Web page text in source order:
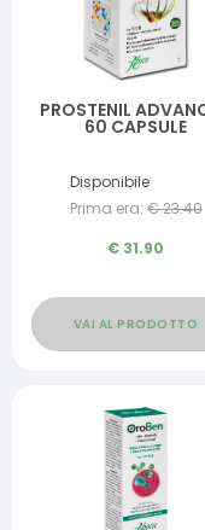
PROSTENIL
60 CAPSULE
Disponibile
Prima era: €23.40
€ 31.90
VAI AL PRODOTTO